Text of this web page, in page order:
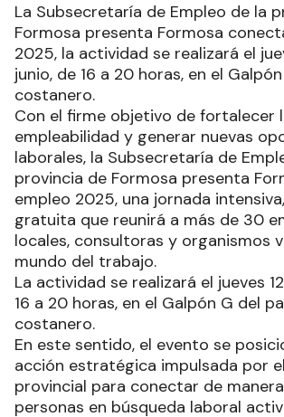
La Subsecretaría de Empleo de la
Formosa presenta Formosa
2025, la actividad se realizará el
junio, de 16 a 20 horas, en el
costanero.
Con el firme objetivo de fortalecer
empleabilidad y generar nuevas
laborales, la Subsecretaría de
provincia de Formosa presenta
empleo 2025, una jornada
gratuita que reunirá a más de 30
locales, consultoras y organismos
mundo del trabajo.
La actividad se realizará el jueves
16 a 20 horas, en el Galpón G del
costanero.
En este sentido, el evento se
acción estratégica impulsada por
provincial para conectar de
personas en búsqueda laboral